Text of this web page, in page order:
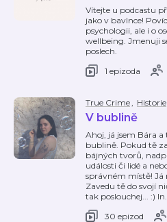
Vítejte u podcastu
jako v bavlnce!
psychologii, ale i o
wellbeing. Jmenuji
poslech.
1 epizoda
True Crime, Historie
V bublině
Ahoj, já jsem Bára
bublině. Pokud tě
bájných tvorů,
události či lidé a
správném místě!
Zavedu tě do svojí
tak poslouchej... :) In
30 epizod